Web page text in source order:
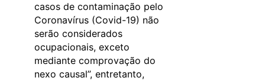
casos de contaminação pelo
Coronavírus (Covid-19) não
serão considerados
ocupacionais, exceto
mediante comprovação do
nexo causal”, entretanto,